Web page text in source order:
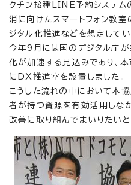
クチン接種LINE予約システム
消に向けたスマートフォン教
ジタル化推進などを想定してい
今年9月には国のデジタル庁が
化が加速する見込みであり、
にDX推進室を設置しました。
こうした流れの中において本
者が持つ資源を有効活用しな
改善に取り組んでまいりたいと